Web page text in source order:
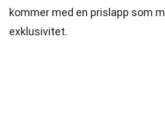
kommer med en prislapp som
exklusivitet.